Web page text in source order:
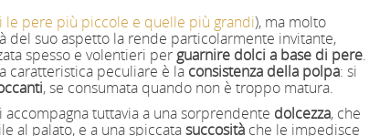
le pere più piccole e quelle più grandi), ma molto
del suo aspetto la rende particolarmente invitante,
spesso e volentieri per guarnire dolci a base di pere.
caratteristica peculiare è la consistenza della polpa: si
, se consumata quando non è troppo matura.
accompagna tuttavia a una sorprendente dolcezza, che
al palato, e a una spiccatasuccosità che le impedisce